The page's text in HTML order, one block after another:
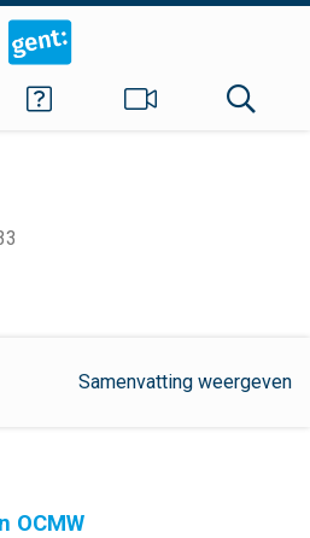
Samenvatting weergeven
OCMW